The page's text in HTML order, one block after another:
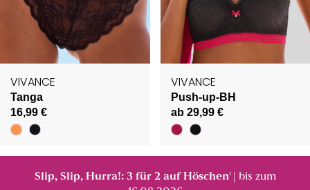
VIVANCE
Tanga
16,99 €
VIVANCE
Push-up-BH
ab 29,99 €
Slip, Slip, Hurra!: 3 für 2 auf Höschen¹
| bis zum